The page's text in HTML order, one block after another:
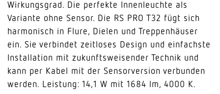
Wirkungsgrad. Die perfekte Innenleuchte als
Variante ohne Sensor. Die RS PRO T32 fügt sich
harmonisch in Flure, Dielen und Treppenhäuser
ein. Sie verbindet zeitloses Design und einfachste
Installation mit zukunftsweisender Technik und
kann per Kabel mit der Sensorversion verbunden
werden. Leistung: 14,1 W mit 1684 lm, 4000 K.